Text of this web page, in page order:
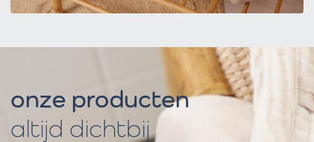
onze producten
altijd dichtbij